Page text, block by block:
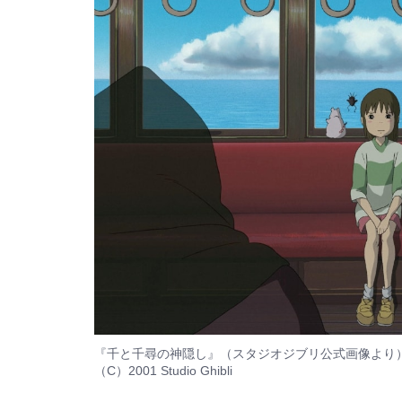
『千と千尋の神隠し』（スタジオジブリ公式画像より
（C）2001 Studio Ghibli